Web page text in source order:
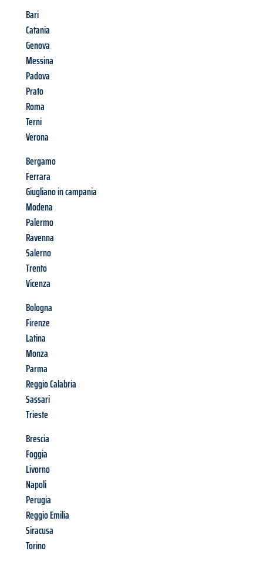
Bari
Catania
Genova
Messina
Padova
Prato
Roma
Terni
Verona
Bergamo
Ferrara
Giugliano in campania
Modena
Palermo
Ravenna
Salerno
Trento
Vicenza
Bologna
Firenze
Latina
Monza
Parma
Reggio Calabria
Sassari
Trieste
Brescia
Foggia
Livorno
Napoli
Perugia
Reggio Emilia
Siracusa
Torino